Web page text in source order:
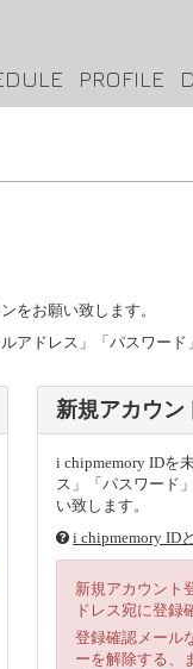
PROFILE
をお願い致します。
アドレス」「パスワー
新規アカウン
i chipmemory IDを
ス」「パスワード
い致します。
i chipmemory ID
新規アカウント
ドレス宛に登録
登録確認メール
ーを解除する、